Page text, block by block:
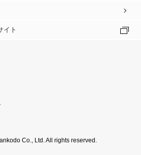
イト
Co., Ltd. All rights reserved.